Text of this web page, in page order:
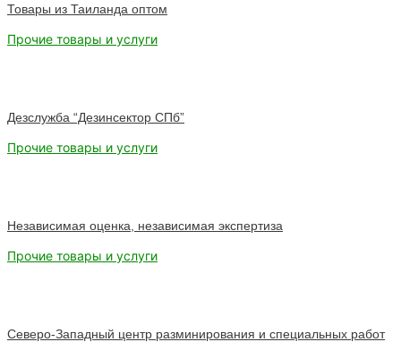
Товары из Таиланда оптом
Прочие товары и услуги
Дезслужба “Дезинсектор СПб”
Прочие товары и услуги
Независимая оценка, независимая экспертиза
Прочие товары и услуги
Северо-Западный центр разминирования и специальных работ